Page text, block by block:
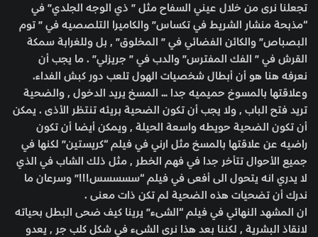
تجعلنا نرى من خلال عيني السفاح مثل ” ذي الوجه الجلدي” في
“مذبحة منشار الشريط في تكساس” والكاميرا التلصصيه في ” توم
البصباص” والكائن الفضائي في ” المخلوق” , بل وللغرابة سمكة
القرش في ” الفك المفترس” والدب في ” جريزلي” . ما يجب أن
نعرفه هنا هو أن أبطال شخصيات الهول تلعب دور كبش الفداء.
وعلاقتها بالمسوخ حميميه جدا … المسخ يريد الدخول , والضحية
تريد فتح الباب , ولا يجب أن تكون الضحية بريئه تنتظر الأذى . يمكن
أن تكون الضحية حويطه واسعة الحيلة , ويمكن أيضا أن تكون
راضيه عن علاقتها بالمسخ مثل ارني في فيلم “كريستين” لكنها في
جميع الأحوال تتأخر جدا في فهم الخطر , مثل ذلك الشاب في الذي
لا يدري انه يتحول الى أفعى في فيلم “سسسسس!!!” وسرعان ما
ندرك أن تضحيات هذه الضحية لم تكن ذات معنى .
ان المشهد النهائي في فيلم “الشىء” يرينا كيف ضحى البطل بحياته
لانقاذ البشرية , لكننا بعد هذا نرى الشىء في شكل كلب جر , يعدو